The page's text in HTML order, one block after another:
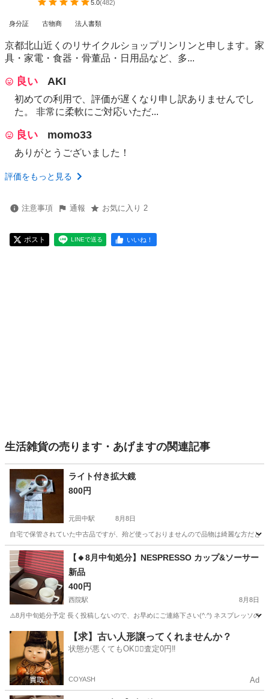
5.0(482)
身分証 古物商 法人書類
京都北山近くのリサイクルショップリンリンと申します。家
具・家電・食器・骨董品・日用品など、多...
良い AKI
初めての利用で、評価が遅くなり申し訳ありませんでし
た。 非常に柔軟にご対応いただ...
良い momo33
ありがとうございました！
評価をもっと見る
注意事項 通報 お気に入り 2
ポスト LINEで送る いいね！
生活雑貨の売ります・あげますの関連記事
ライト付き拡大鏡
800円
元田中駅 8月8日
自宅で保管されていた中古品ですが、殆ど使っておりませんので品物は綺麗な方だと
京都 京都市 元田中駅 その他
【🔸8月中旬処分】NESPRESSO カップ&ソーサー
新品
400円
西院駅 8月8日
⚠️8月中旬処分予定 長く投稿しないので、お早めにご連絡下さい(^.^) ネスプレッソの
京都 京都市 西院駅 食器 ネスプレッソ
【求】古い人形譲ってくれませんか？
状態が悪くてもOK🙆‍♀️査定0円‼️
COYASH Ad